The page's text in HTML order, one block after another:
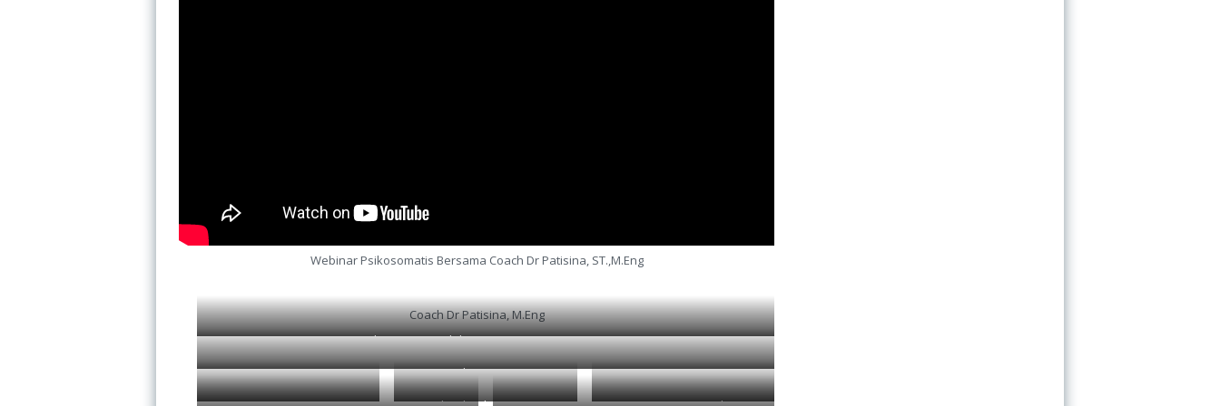
Webinar Psikosomatis Bersama Coach Dr Patisina, ST.,M.Eng
Coach Dr Patisina, M.Eng
Sukses Finansial di Masa Pensiun Dr. Patisina
Coach Dr. Patisina